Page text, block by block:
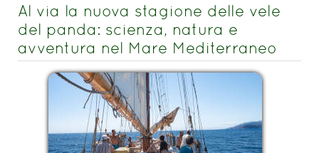
Al via la nuova stagione delle vele
del panda: scienza, natura e
avventura nel Mare Mediterraneo